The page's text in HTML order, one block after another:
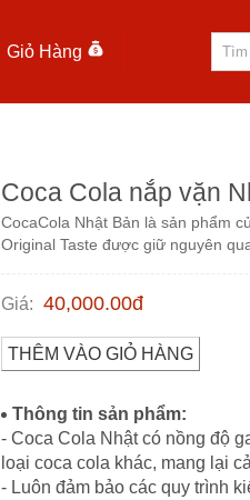
Giỏ Hàng
Coca Cola nắp vặn
CocaCola Nhật Bản là sản phẩm
Original Taste được giữ nguyên
Giá: 40,000.00đ
THÊM VÀO GIỎ HÀNG
Thông tin sản phẩm:
- Coca Cola Nhật có nồng độ
loại coca cola khác, mang lại
- Luôn đảm bảo các quy trình